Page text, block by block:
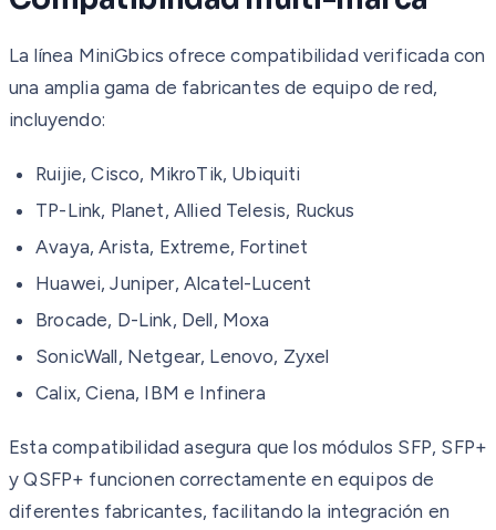
La línea MiniGbics ofrece compatibilidad verificada con
una amplia gama de fabricantes de equipo de red,
incluyendo:
Ruijie, Cisco, MikroTik, Ubiquiti
TP-Link, Planet, Allied Telesis, Ruckus
Avaya, Arista, Extreme, Fortinet
Huawei, Juniper, Alcatel-Lucent
Brocade, D-Link, Dell, Moxa
SonicWall, Netgear, Lenovo, Zyxel
Calix, Ciena, IBM e Infinera
Esta compatibilidad asegura que los módulos SFP, SFP+
y QSFP+ funcionen correctamente en equipos de
diferentes fabricantes, facilitando la integración en